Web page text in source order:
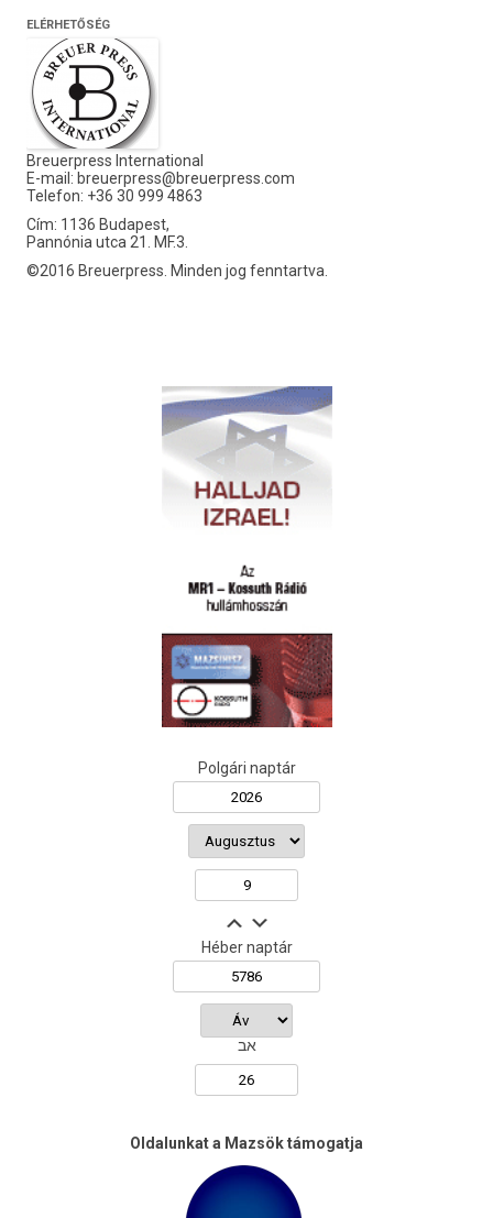
ELÉRHETŐSÉG
Breuerpress International
E-mail: breuerpress@breuerpress.com
Telefon: +36 30 999 4863
Cím: 1136 Budapest,
Pannónia utca 21. MF.3.
©2016 Breuerpress. Minden jog fenntartva.
Polgári naptár
Héber naptár
אב
Oldalunkat a Mazsök támogatja